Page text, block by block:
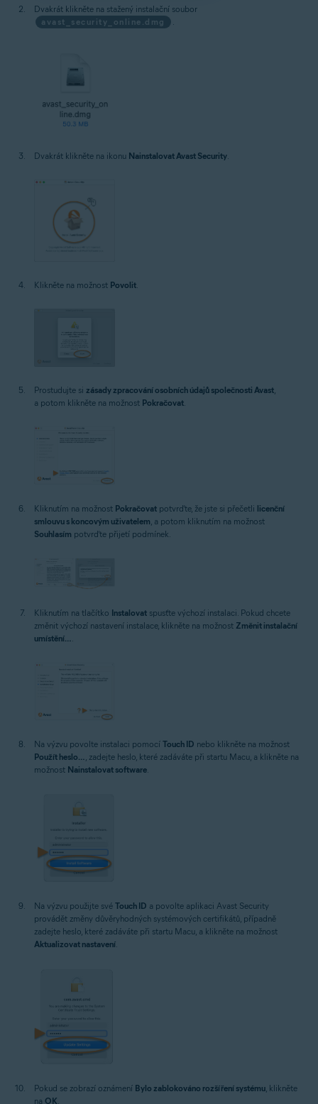
Dvakrát klikněte na stažený instalační soubor
avast_security_online.dmg
.
Dvakrát klikněte na ikonu Nainstalovat Avast Security.
Klikněte na možnost Povolit.
Prostudujte si zásady zpracování osobních údajů společnosti Avast
a potom klikněte na možnost Pokračovat
Kliknutím na možnost Pokračovat potvrďte, že jste si přečetli licenční
smlouvu s koncovým uživatelem, a potom kliknutím na možnost
Souhlasím potvrďte přijetí podmínek.
Kliknutím na tlačítko Instalovat spusťte výchozí instalaci. Pokud chcete
změnit výchozí nastavení instalace, klikněte na možnost Změnit instalační
umístění….
Na výzvu povolte instalaci pomocí Touch ID nebo klikněte na možnost
Použít heslo…, zadejte heslo, které zadáváte při startu Macu, a klikněte na
možnost Nainstalovat software.
Na výzvu použijte své Touch ID a povolte aplikaci Avast Security
provádět změny důvěryhodných systémových certifikátů, případně
zadejte heslo, které zadáváte při startu Macu, a klikněte na možnost
Aktualizovat nastavení.
Pokud se zobrazí oznámení Bylo zablokováno rozšíření systému, klikněte
na OK.